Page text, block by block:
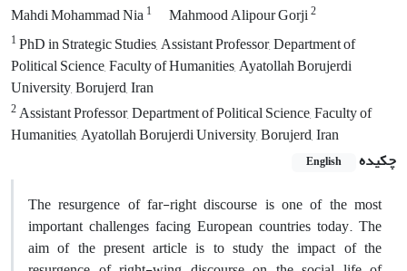
Mahdi Mohammad Nia1 Mahmood Alipour Gorji2
1PhD in Strategic Studies, Assistant Professor, Department of
Political Science, Faculty of Humanities, Ayatollah Borujerdi
University, Borujerd, Iran
2Assistant Professor, Department of Political Science, Faculty of
Humanities, Ayatollah Borujerdi University, Borujerd, Iran
چکیده
English
The resurgence of far-right discourse is one of the most
important challenges facing European countries today. The
aim of the present article is to study the impact of the